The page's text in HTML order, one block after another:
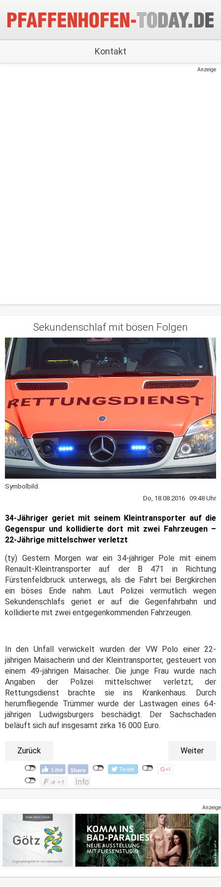
Kontakt
Anzeige
Sekundenschlaf mit bösen Folgen
Symbolbild.
Do, 18.08.2016 09:48 Uhr
34-Jähriger geriet mit seinem Kleintransporter auf die
Gegenspur und kollidierte dort mit zwei Fahrzeugen –
22-Jährige mittelschwer verletzt
(ty) Gestern Morgen war ein 34-jähriger Pole mit einem
Renault-Kleintransporter auf der B 471 in Richtung
Fürstenfeldbruck unterwegs, als die Fahrt bei Bergkirchen
ein böses Ende nahm. Laut Polizei vermutlich wegen
Sekundenschlafs geriet er auf die Gegenfahrbahn und
kollidierte mit zwei entgegenkommenden Fahrzeugen.
In den Unfall verwickelt wurden der VW Polo einer 22-
jährigen Maisacherin und der Kleintransporter, gesteuert von
einem 49-jährigen Maisacher. Die junge Frau wurde nach
Angaben der Polizei mittelschwer verletzt; der
Rettungsdienst brachte sie ins Krankenhaus. Durch
herumfliegende Trümmer wurde der Lastwagen eines 64-
jährigen Ludwigsburgers beschädigt. Der Sachschaden
beläuft sich auf insgesamt zirka 16 000 Euro.
Zurück Weiter
Anzeige